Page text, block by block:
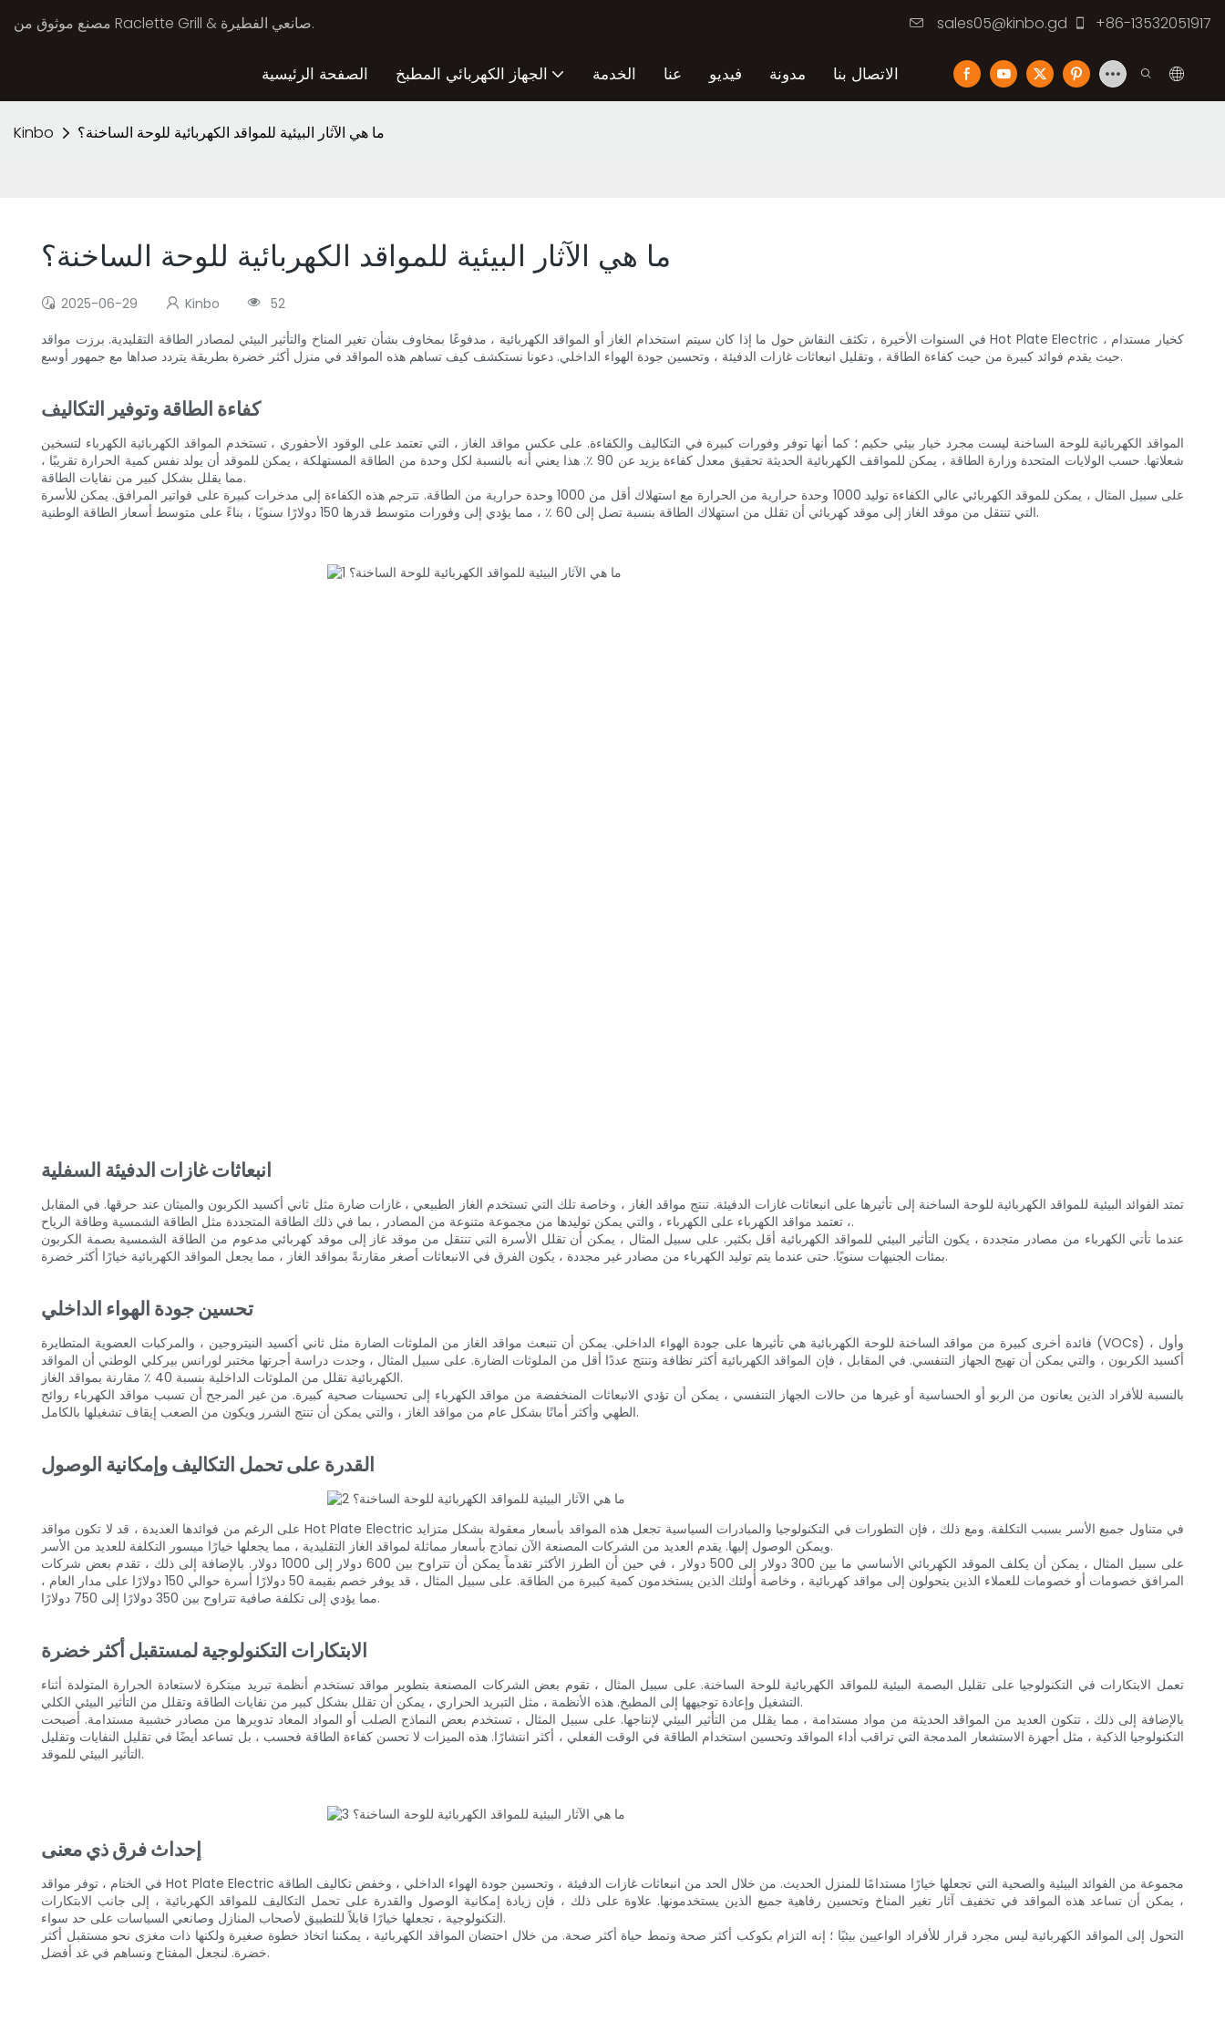
مصنع موثوق من Raclette Grill & صانعي الفطيرة. sales05@kinbo.gd +86-13532051917
الصفحة الرئيسية الجهاز الكهربائي المطبخ الخدمة عنا فيديو مدونة الاتصال بنا
Kinbo ما هي الآثار البيئية للمواقد الكهربائية للوحة الساخنة؟
ما هي الآثار البيئية للمواقد الكهربائية للوحة الساخنة؟
2025-06-29 Kinbo
52
في السنوات الأخيرة ، تكثف النقاش حول ما إذا كان سيتم استخدام الغاز أو المواقد الكهربائية ، مدفوعًا بمخاوف بشأن تغير المناخ والتأثير البيئي لمصادر الطاقة التقليدية. برزت مواقد Hot Plate Electric كخيار مستدام ،
حيث يقدم فوائد كبيرة من حيث كفاءة الطاقة ، وتقليل انبعاثات غازات الدفيئة ، وتحسين جودة الهواء الداخلي. دعونا نستكشف كيف تساهم هذه المواقد في منزل أكثر خضرة بطريقة يتردد صداها مع جمهور أوسع.
كفاءة الطاقة وتوفير التكاليف
المواقد الكهربائية للوحة الساخنة ليست مجرد خيار بيئي حكيم ؛ كما أنها توفر وفورات كبيرة في التكاليف والكفاءة. على عكس مواقد الغاز ، التي تعتمد على الوقود الأحفوري ، تستخدم المواقد الكهربائية الكهرباء لتسخين
شعلاتها. حسب الولايات المتحدة وزارة الطاقة ، يمكن للمواقف الكهربائية الحديثة تحقيق معدل كفاءة يزيد عن 90 ٪. هذا يعني أنه بالنسبة لكل وحدة من الطاقة المستهلكة ، يمكن للموقد أن يولد نفس كمية الحرارة تقريبًا ،
مما يقلل بشكل كبير من نفايات الطاقة.
على سبيل المثال ، يمكن للموقد الكهربائي عالي الكفاءة توليد 1000 وحدة حرارية من الحرارة مع استهلاك أقل من 1000 وحدة حرارية من الطاقة. تترجم هذه الكفاءة إلى مدخرات كبيرة على فواتير المرافق. يمكن للأسرة
التي تنتقل من موقد الغاز إلى موقد كهربائي أن تقلل من استهلاك الطاقة بنسبة تصل إلى 60 ٪ ، مما يؤدي إلى وفورات متوسط ​​قدرها 150 دولارًا سنويًا ، بناءً على متوسط ​​أسعار الطاقة الوطنية.
انبعاثات غازات الدفيئة السفلية
تمتد الفوائد البيئية للمواقد الكهربائية للوحة الساخنة إلى تأثيرها على انبعاثات غازات الدفيئة. تنتج مواقد الغاز ، وخاصة تلك التي تستخدم الغاز الطبيعي ، غازات ضارة مثل ثاني أكسيد الكربون والميثان عند حرقها. في المقابل
، تعتمد مواقد الكهرباء على الكهرباء ، والتي يمكن توليدها من مجموعة متنوعة من المصادر ، بما في ذلك الطاقة المتجددة مثل الطاقة الشمسية وطاقة الرياح.
عندما تأتي الكهرباء من مصادر متجددة ، يكون التأثير البيئي للمواقد الكهربائية أقل بكثير. على سبيل المثال ، يمكن أن تقلل الأسرة التي تنتقل من موقد غاز إلى موقد كهربائي مدعوم من الطاقة الشمسية بصمة الكربون
بمئات الجنيهات سنويًا. حتى عندما يتم توليد الكهرباء من مصادر غير مجددة ، يكون الفرق في الانبعاثات أصغر مقارنةً بمواقد الغاز ، مما يجعل المواقد الكهربائية خيارًا أكثر خضرة.
تحسين جودة الهواء الداخلي
فائدة أخرى كبيرة من مواقد الساخنة للوحة الكهربائية هي تأثيرها على جودة الهواء الداخلي. يمكن أن تنبعث مواقد الغاز من الملوثات الضارة مثل ثاني أكسيد النيتروجين ، والمركبات العضوية المتطايرة (VOCs) ، وأول
أكسيد الكربون ، والتي يمكن أن تهيج الجهاز التنفسي. في المقابل ، فإن المواقد الكهربائية أكثر نظافة وتنتج عددًا أقل من الملوثات الضارة. على سبيل المثال ، وجدت دراسة أجرتها مختبر لورانس بيركلي الوطني أن المواقد
الكهربائية تقلل من الملوثات الداخلية بنسبة 40 ٪ مقارنة بمواقد الغاز.
بالنسبة للأفراد الذين يعانون من الربو أو الحساسية أو غيرها من حالات الجهاز التنفسي ، يمكن أن تؤدي الانبعاثات المنخفضة من مواقد الكهرباء إلى تحسينات صحية كبيرة. من غير المرجح أن تسبب مواقد الكهرباء روائح
الطهي وأكثر أمانًا بشكل عام من مواقد الغاز ، والتي يمكن أن تنتج الشرر ويكون من الصعب إيقاف تشغيلها بالكامل.
القدرة على تحمل التكاليف وإمكانية الوصول
على الرغم من فوائدها العديدة ، قد لا تكون مواقد Hot Plate Electric في متناول جميع الأسر بسبب التكلفة. ومع ذلك ، فإن التطورات في التكنولوجيا والمبادرات السياسية تجعل هذه المواقد بأسعار معقولة بشكل متزايد
ويمكن الوصول إليها. يقدم العديد من الشركات المصنعة الآن نماذج بأسعار مماثلة لمواقد الغاز التقليدية ، مما يجعلها خيارًا ميسور التكلفة للعديد من الأسر.
على سبيل المثال ، يمكن أن يكلف الموقد الكهربائي الأساسي ما بين 300 دولار إلى 500 دولار ، في حين أن الطرز الأكثر تقدماً يمكن أن تتراوح بين 600 دولار إلى 1000 دولار. بالإضافة إلى ذلك ، تقدم بعض شركات
المرافق خصومات أو خصومات للعملاء الذين يتحولون إلى مواقد كهربائية ، وخاصة أولئك الذين يستخدمون كمية كبيرة من الطاقة. على سبيل المثال ، قد يوفر خصم بقيمة 50 دولارًا أسرة حوالي 150 دولارًا على مدار العام ،
مما يؤدي إلى تكلفة صافية تتراوح بين 350 دولارًا إلى 750 دولارًا.
الابتكارات التكنولوجية لمستقبل أكثر خضرة
تعمل الابتكارات في التكنولوجيا على تقليل البصمة البيئية للمواقد الكهربائية للوحة الساخنة. على سبيل المثال ، تقوم بعض الشركات المصنعة بتطوير مواقد تستخدم أنظمة تبريد مبتكرة لاستعادة الحرارة المتولدة أثناء
التشغيل وإعادة توجيهها إلى المطبخ. هذه الأنظمة ، مثل التبريد الحراري ، يمكن أن تقلل بشكل كبير من نفايات الطاقة وتقلل من التأثير البيئي الكلي.
بالإضافة إلى ذلك ، تتكون العديد من المواقد الحديثة من مواد مستدامة ، مما يقلل من التأثير البيئي لإنتاجها. على سبيل المثال ، تستخدم بعض النماذج الصلب أو المواد المعاد تدويرها من مصادر خشبية مستدامة. أصبحت
التكنولوجيا الذكية ، مثل أجهزة الاستشعار المدمجة التي تراقب أداء المواقد وتحسين استخدام الطاقة في الوقت الفعلي ، أكثر انتشارًا. هذه الميزات لا تحسن كفاءة الطاقة فحسب ، بل تساعد أيضًا في تقليل النفايات وتقليل
التأثير البيئي للموقد.
إحداث فرق ذي معنى
في الختام ، توفر مواقد Hot Plate Electric مجموعة من الفوائد البيئية والصحية التي تجعلها خيارًا مستدامًا للمنزل الحديث. من خلال الحد من انبعاثات غازات الدفيئة ، وتحسين جودة الهواء الداخلي ، وخفض تكاليف الطاقة
، يمكن أن تساعد هذه المواقد في تخفيف آثار تغير المناخ وتحسين رفاهية جميع الذين يستخدمونها. علاوة على ذلك ، فإن زيادة إمكانية الوصول والقدرة على تحمل التكاليف للمواقد الكهربائية ، إلى جانب الابتكارات
التكنولوجية ، تجعلها خيارًا قابلاً للتطبيق لأصحاب المنازل وصانعي السياسات على حد سواء.
التحول إلى المواقد الكهربائية ليس مجرد قرار للأفراد الواعيين بيئيًا ؛ إنه التزام بكوكب أكثر صحة ونمط حياة أكثر صحة. من خلال احتضان المواقد الكهربائية ، يمكننا اتخاذ خطوة صغيرة ولكنها ذات مغزى نحو مستقبل أكثر
خضرة. لنجعل المفتاح ونساهم في غد أفضل.